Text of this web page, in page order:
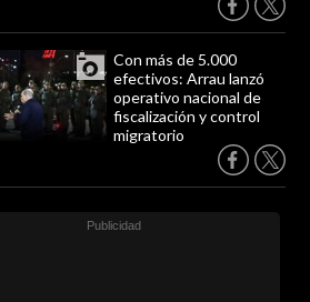
Con más de 5.000
efectivos: Arrau lanzó
operativo nacional de
fiscalización y control
migratorio